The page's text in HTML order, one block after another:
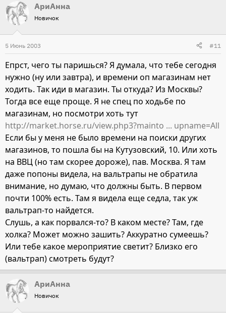
АриАнна
Новичок
5 Июнь 2003 #11
Епрст, чего ты паришься? Я думала, что тебе сегодня
нужно (ну или завтра), и времени оп магазинам нет
ходить. Так иди в магазин. Ты откуда? Из Москвы?
Тогда все еще проще. Я не спец по ходьбе по
магазинам, но посмотри хоть тут
http://market.horse.ru/view.php3?mainto ... upname=All
Если бы у меня не было времени на поиски других
магазинов, то пошла бы на Кутузовский, 10. Или хоть
на ВВЦ (но там скорее дороже), пав. Москва. Я там
даже попоны видела, на вальтрапы не обратила
внимание, но думаю, что должны быть. В первом
почти 100% есть. Там я видела еще седла, так уж
вальтрап-то найдется.
Слушь, а как порвался-то? В каком месте? Там, где
холка? Может можно зашить? Аккуратно сумеешь?
Или тебе какое мероприятие светит? Близко его
(вальтрап) смотреть будут?
АриАнна
Новичок